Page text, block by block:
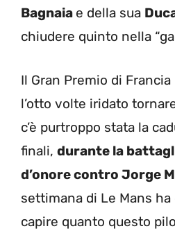
Bagnaia e della sua
chiudere quinto nella
Il Gran Premio di
l’otto volte iridato
c’è purtroppo stata la
finali, durante la
d’onore contro Jorge
settimana di Le Mans
capire quanto questo